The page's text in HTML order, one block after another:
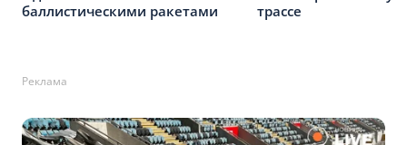
баллистическими ракетами
трассе
Реклама